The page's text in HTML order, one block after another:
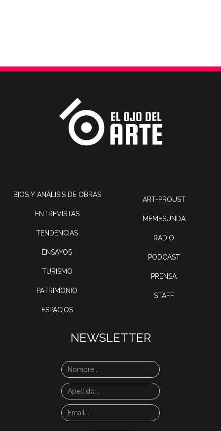
BIOS Y ANÁLISIS DE OBRAS
ENTREVISTAS
TENDENCIAS
ENSAYOS
TURISMO
PATRIMONIO
ESPACIOS
ART-PROUST
MEMESUNDA
RADIO
PODCAST
PRENSA
STAFF
NEWSLETTER